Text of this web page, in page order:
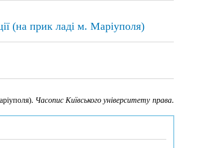
(на прик ладі м. Маріуполя)
Часопис Київського університету права.